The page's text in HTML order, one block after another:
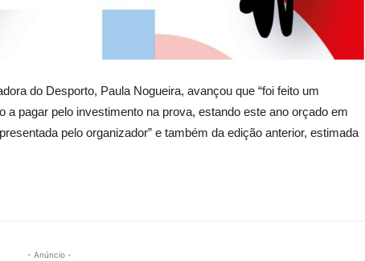
do Desporto, Paula Nogueira, avançou que “foi feito um
a pagar pelo investimento na prova, estando este ano orçado em
pelo organizador” e também da edição anterior, estimada
- Anúncio -